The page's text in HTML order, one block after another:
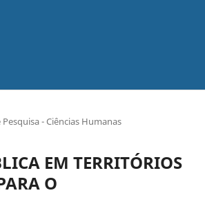
Pesquisa - Ciências Humanas
EM TERRITÓRIOS
O